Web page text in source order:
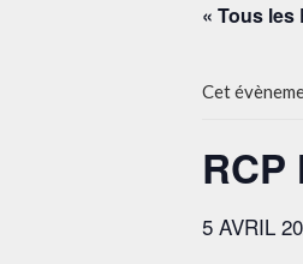
« Tous les
Cet
RCP
5 AVRIL